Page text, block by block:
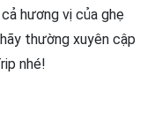
hương vị của ghẹ
thường xuyên cập
nhé!